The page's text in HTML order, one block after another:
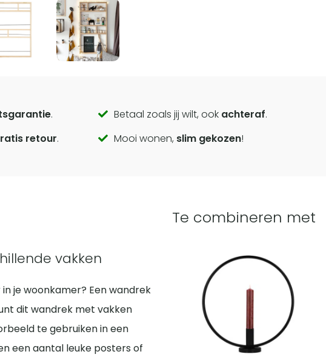
. Betaal zoals jij wilt, ook achteraf.
retour. Mooi wonen, slim gekozen!
vakken
je woonkamer? Een wandrek
dit wandrek met vakken
te gebruiken in een
een aantal leuke posters of
Te combineren met